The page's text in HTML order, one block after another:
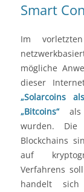
Smart
Im
mögliche
dieser
„Solarcoins
„Bitcoins“als
wurden. Die
Blockchains
auf
Verfahrens
handelt